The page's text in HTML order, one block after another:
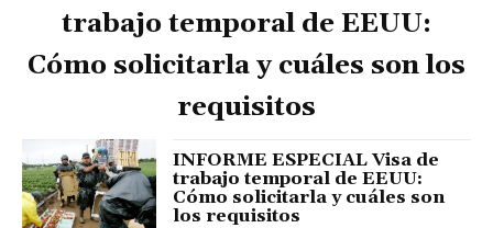
trabajo temporal de EEUU:
Cómo solicitarla y cuáles son los
requisitos
INFORME ESPECIAL Visa de
trabajo temporal de EEUU:
Cómo solicitarla y cuáles son
los requisitos